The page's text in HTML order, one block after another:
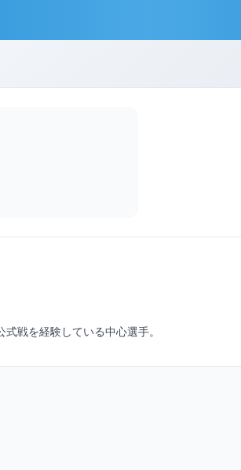
戦を経験している中心選手。